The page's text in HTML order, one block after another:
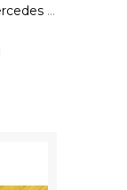
Blech Hitzeschild Hitzeblech Mercedes Benz C-Klasse W204 A6420902941